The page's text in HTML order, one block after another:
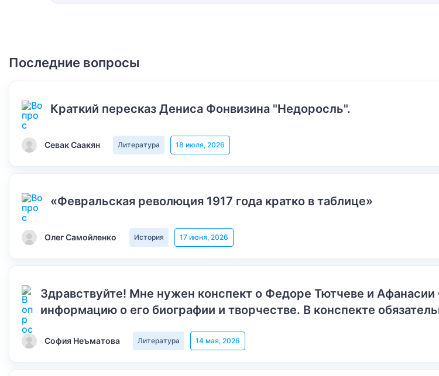
Последние вопросы
Краткий пересказ Дениса Фонвизина "Недоросль".
Севак Саакян Литература 18 июля, 2026
«Февральская революция 1917 года кратко в таблице»
Олег Самойленко История 17 июня, 2026
Здравствуйте! Мне нужен конспект о Федоре Тютчеве и
информацию о его биографии и творчестве. В конспекте
София Неъматова Литература 14 мая, 2026